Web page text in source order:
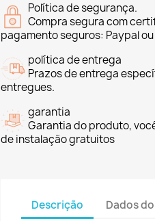
Política de segurança.
Compra segura com
pagamento seguros: Paypal ou
política de entrega
Prazos de entrega
entregues.
garantia
Garantia do produto,
de instalação gratuitos
Descrição Dados